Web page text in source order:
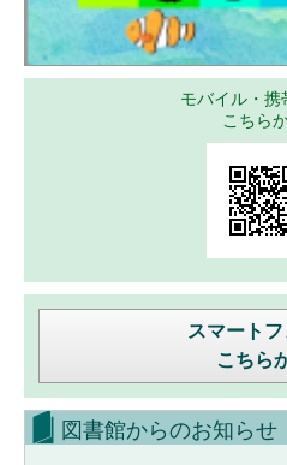
モバイル・携
こちら
スマート
こちら
図書館からのお知らせ